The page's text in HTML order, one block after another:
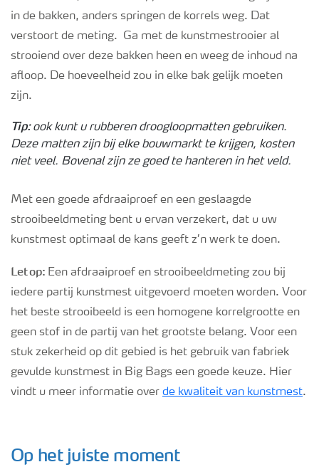
in de bakken, anders springen de korrels weg. Dat
verstoort de meting. Ga met de kunstmestrooier al
strooiend over deze bakken heen en weeg de inhoud na
afloop. De hoeveelheid zou in elke bak gelijk moeten
zijn.
Tip:ook kunt u rubberen droogloopmatten gebruiken.
Deze matten zijn bij elke bouwmarkt te krijgen, kosten
niet veel. Bovenal zijn ze goed te hanteren in het veld.
Met een goede afdraaiproef en een geslaagde
strooibeeldmeting bent u ervan verzekert, dat u uw
kunstmest optimaal de kans geeft z’n werk te doen.
Let op: Een afdraaiproef en strooibeeldmeting zou bij
iedere partij kunstmest uitgevoerd moeten worden. Voor
het beste strooibeeld is een homogene korrelgrootte en
geen stof in de partij van het grootste belang. Voor een
stuk zekerheid op dit gebied is het gebruik van fabriek
gevulde kunstmest in Big Bags een goede keuze. Hier
vindt u meer informatie over de kwaliteit van kunstmest.
Op het juiste moment